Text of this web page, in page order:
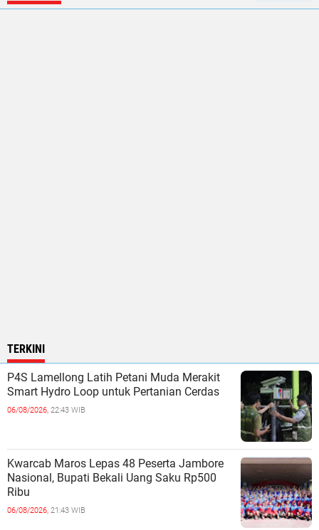
TERKINI
P4S Lamellong Latih Petani Muda Merakit
Smart Hydro Loop untuk Pertanian Cerdas
06/08/2026, 22:43 WIB
Kwarcab Maros Lepas 48 Peserta Jambore
Nasional, Bupati Bekali Uang Saku Rp500
Ribu
06/08/2026, 21:43 WIB